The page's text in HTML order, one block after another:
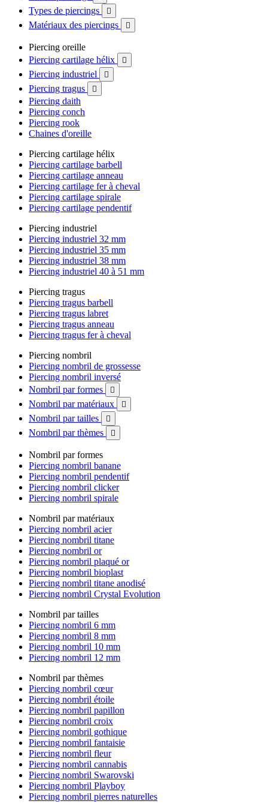
Types de piercings 
Matériaux des piercings 
Piercing oreille
Piercing cartilage hélix

Piercing industriel 
Piercing tragus 
Piercing daith
Piercing conch
Piercing rook
Chaines d'oreille
Piercing cartilage hélix
Piercing cartilage barbell
Piercing cartilage anneau
Piercing cartilage fer à cheval
Piercing cartilage spirale
Piercing cartilage pendentif
Piercing industriel
Piercing industriel 32 mm
Piercing industriel 35 mm
Piercing industriel 38 mm
Piercing industriel 40 à 51 mm
Piercing tragus
Piercing tragus barbell
Piercing tragus labret
Piercing tragus anneau
Piercing tragus fer à cheval
Piercing nombril
Piercing nombril de grossesse
Piercing nombril inversé
Nombril par formes

Nombril par matériaux 
Nombril par tailles 
Nombril par thèmes 
Nombril par formes
Piercing nombril banane
Piercing nombril pendentif
Piercing nombril clicker
Piercing nombril spirale
Nombril par matériaux
Piercing nombril acier
Piercing nombril titane
Piercing nombril or
Piercing nombril plaqué or
Piercing nombril bioplast
Piercing nombril titane anodisé
Piercing nombril Crystal Evolution
Nombril par tailles
Piercing nombril 6 mm
Piercing nombril 8 mm
Piercing nombril 10 mm
Piercing nombril 12 mm
Nombril par thèmes
Piercing nombril cœur
Piercing nombril étoile
Piercing nombril papillon
Piercing nombril croix
Piercing nombril gothique
Piercing nombril fantaisie
Piercing nombril fleur
Piercing nombril cannabis
Piercing nombril Swarovski
Piercing nombril Playboy
Piercing nombril pierres naturelles